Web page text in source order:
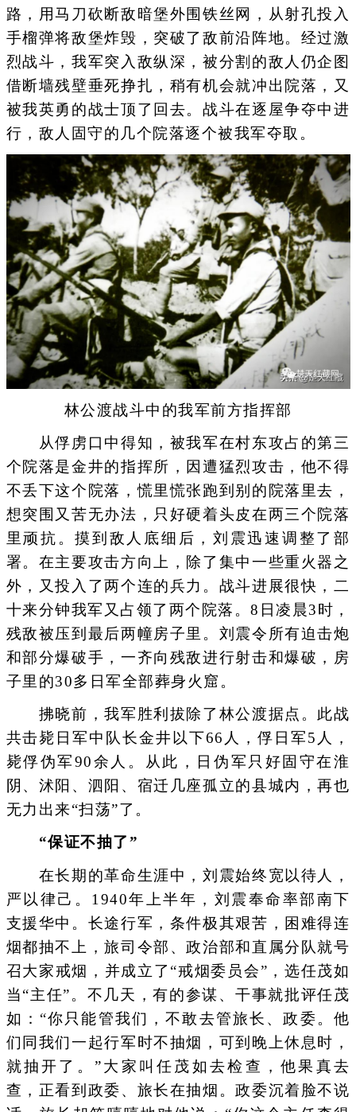
路，用马刀砍断敌暗堡外围铁丝网，从射孔投入
手榴弹将敌堡炸毁，突破了敌前沿阵地。经过激
烈战斗，我军突入敌纵深，被分割的敌人仍企图
借断墙残壁垂死挣扎，稍有机会就冲出院落，又
被我英勇的战士顶了回去。战斗在逐屋争夺中进
行，敌人固守的几个院落逐个被我军夺取。
林公渡战斗中的我军前方指挥部
从俘虏口中得知，被我军在村东攻占的第三
个院落是金井的指挥所，因遭猛烈攻击，他不得
不丢下这个院落，慌里慌张跑到别的院落里去，
想突围又苦无办法，只好硬着头皮在两三个院落
里顽抗。摸到敌人底细后，刘震迅速调整了部
署。在主要攻击方向上，除了集中一些重火器之
外，又投入了两个连的兵力。战斗进展很快，二
十来分钟我军又占领了两个院落。8日凌晨3时，
残敌被压到最后两幢房子里。刘震令所有迫击炮
和部分爆破手，一齐向残敌进行射击和爆破，房
子里的30多日军全部葬身火窟。
拂晓前，我军胜利拔除了林公渡据点。此战
共击毙日军中队长金井以下66人，俘日军5人，
毙俘伪军90余人。从此，日伪军只好固守在淮
阴、沭阳、泗阳、宿迁几座孤立的县城内，再也
无力出来“扫荡”了。
“保证不抽了”
在长期的革命生涯中，刘震始终宽以待人，
严以律己。1940年上半年，刘震奉命率部南下
支援华中。长途行军，条件极其艰苦，困难得连
烟都抽不上，旅司令部、政治部和直属分队就号
召大家戒烟，并成立了“戒烟委员会”，选任茂如
当“主任”。不几天，有的参谋、干事就批评任茂
如：“你只能管我们，不敢去管旅长、政委。他
们同我们一起行军时不抽烟，可到晚上休息时，
就抽开了。”大家叫任茂如去检查，他果真去
查，正看到政委、旅长在抽烟。政委沉着脸不说